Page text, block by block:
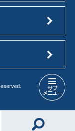
情
公
開・